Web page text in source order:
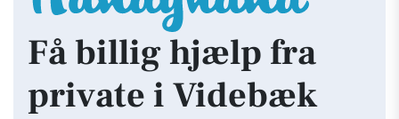
Få billig hjælp fra
private i Videbæk